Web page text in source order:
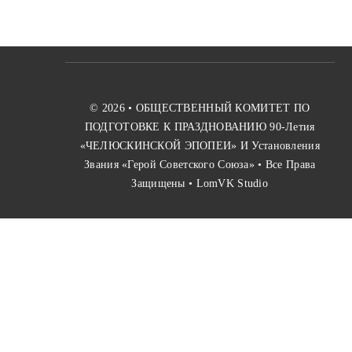
Фильмы
Благодарности
Видео
© 2026 • ОБЩЕСТВЕННЫЙ КОМИТЕТ ПО
ПОДГОТОВКЕ К ПРАЗДНОВАНИЮ 90-Летия
«ЧЕЛЮСКИНСКОЙ ЭПОПЕИ» И Установления
Звания «Герой Советского Союза»• Все Права
Защищены • LomVK Studio